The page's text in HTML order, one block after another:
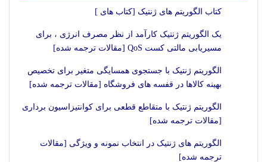
کتاب الگوریتم های ژنتیک [کتاب های ]
یک الگوریتم ژنتیک کارآمد از نظر مصرف انرژی ، برای
مسیریابی مالتی کست QoS [مقالات ترجمه شده]
الگوریتم ژنتیک با جستجوی همسایگی متغیر برای تخصیص
بهینه کالاها در قفسه های فروشگاه [مقالات ترجمه شده]
الگوریتم ژنتیک با متقاطع قطعی برای کوانتیزاسیون برداری
[مقالات ترجمه شده]
الگوریتم های ژنتیک در انتخاب نمونه و ویژگی [مقالات
ترجمه شده]